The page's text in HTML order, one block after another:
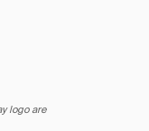
logo are